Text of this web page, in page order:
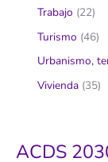
Trabajo (22)
Turismo (46)
Urbanismo,
Vivienda (35)
ACDS